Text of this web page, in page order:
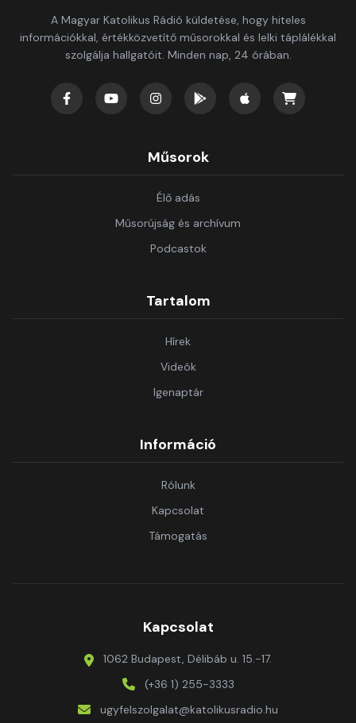
A Magyar Katolikus Rádió küldetése, hogy hiteles
információkkal, értékközvetítő műsorokkal és lelki táplálékkal
szolgálja hallgatóit. Minden nap, 24 órában.
Műsorok
Élő adás
Műsorújság és archívum
Podcastok
Tartalom
Hírek
Videók
Igenaptár
Információ
Rólunk
Kapcsolat
Támogatás
Kapcsolat
1062 Budapest, Délibáb u. 15.-17.
(+36 1) 255-3333
ugyfelszolgalat@katolikusradio.hu